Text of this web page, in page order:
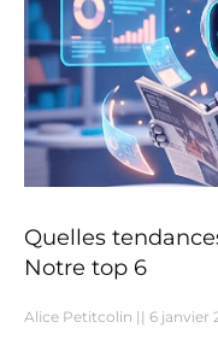
Quelles
Notre top 6
Alice Petitcolin 6 janvier